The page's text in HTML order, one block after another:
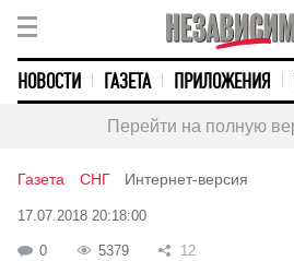
НОВОСТИ ГАЗЕТА ПРИЛОЖЕНИЯ
Перейти на полную
Газета СНГ Интернет-версия
17.07.2018 20:18:00
0 5379 12